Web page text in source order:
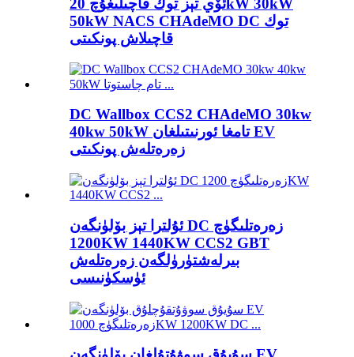
ئۆي تېز توك قاچىلىغۇچ 20kW 30kW
50kW NACS CHAdeMO DC توك
قاچىلاش پونكىتى
DC Wallbox CCS2 CHAdeMO 30kw
40kw 50kW تامغا ئورنىتىلغان EV
زەرەتلەش پونكىتى
ئۇلترا تېز بۆلۈنگەن DC زەرەتلىگۈچ
1200KW 1440KW CCS2 GBT
بىرلەشتۈرۈلگەن زەرەتلەش
ئۈسكۈنىسى